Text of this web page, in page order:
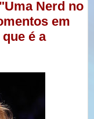
Nerd no
em
é a